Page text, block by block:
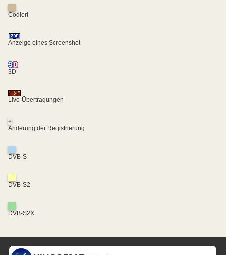
Codiert
Anzeige eines Screenshot
3D
Live-Übertragungen
+
Änderung der Registrierung
DVB-S
DVB-S2
DVB-S2X